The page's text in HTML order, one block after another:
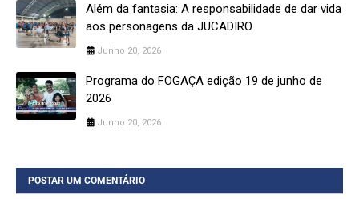
Além da fantasia: A responsabilidade de dar vida
aos personagens da JUCADIRO
Junho 20, 2026
Programa do FOGAÇA edição 19 de junho de
2026
Junho 20, 2026
POSTAR UM COMENTÁRIO